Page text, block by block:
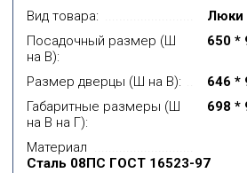
Вид товара:
Люки
Посадочный размер (Ш
на В):
650 *
Размер дверцы (Ш на В):
646 *
Габаритные размеры (Ш
на В на Г):
698 *
Материал
Сталь 08ПС ГОСТ 16523-97